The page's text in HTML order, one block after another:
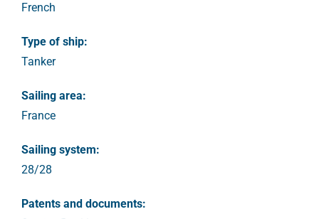
French
Type of ship:
Tanker
Sailing area:
France
Sailing system:
28/28
Patents and documents: